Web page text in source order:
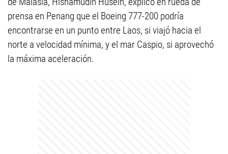
prensa en Penang que el Boeing 777-200 podría
encontrarse en un punto entre Laos, si viajó hacia el
norte a velocidad mínima, y el mar Caspio, si aprovechó
la máxima aceleración.